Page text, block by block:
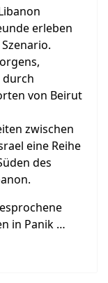
erleben
durch
von Beirut
zwischen
eine Reihe
des
in Panik …